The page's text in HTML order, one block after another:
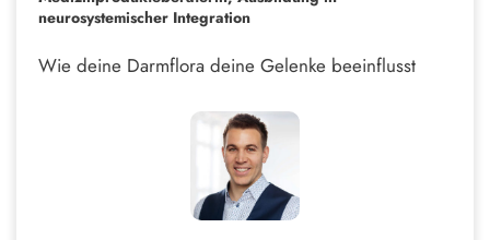
neurosystemischer Integration
Wie deine Darmflora deine Gelenke beeinflusst